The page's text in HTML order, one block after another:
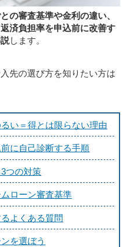
の審査基準や金利の違い、
済負担率を申込前に改善す
します。
先の選び方を知りたい方は
い＝得とは限らない理由
に自己診断する手順
つの対策
ローン審査基準
よくある質問
を選ぼう